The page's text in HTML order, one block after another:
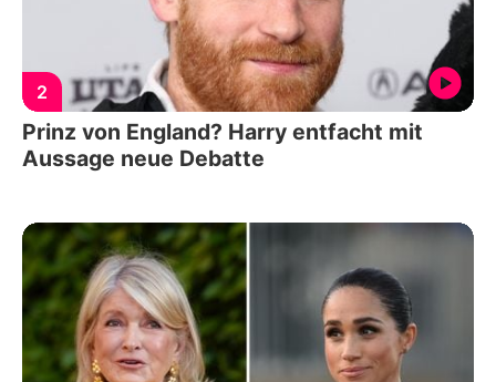
2
Prinz von England? Harry entfacht mit
Aussage neue Debatte